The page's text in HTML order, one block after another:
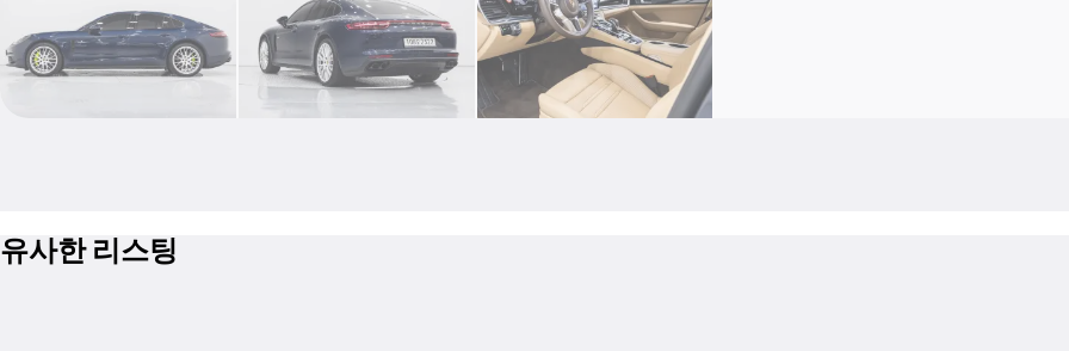
유사한 리스팅